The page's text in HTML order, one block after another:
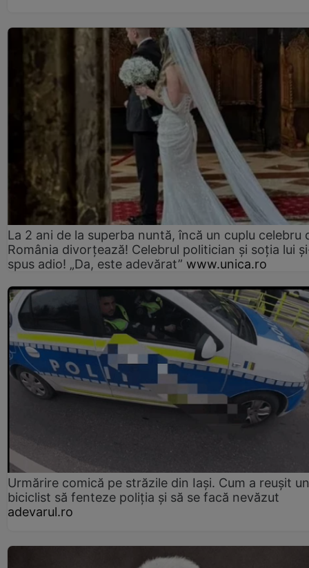
La 2 ani de la superba nuntă, încă un cuplu celebru
România divorțează! Celebrul politician și soția lui
spus adio! „Da, este adevărat” www.unica.ro
Urmărire comică pe străzile din Iași. Cum a reușit un
biciclist să fenteze poliția și să se facă nevăzut
adevarul.ro